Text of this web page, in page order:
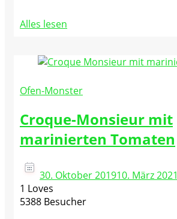
Alles lesen
Ofen-Monster
Croque-Monsieur mit
marinierten Tomaten
30. Oktober 201910. März 2021
1 Loves
5388 Besucher